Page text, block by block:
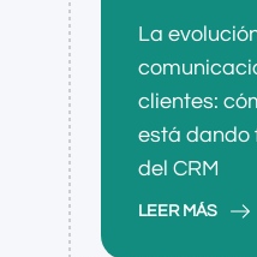
La
clientes:
está dando
del CRM
LEER MÁS